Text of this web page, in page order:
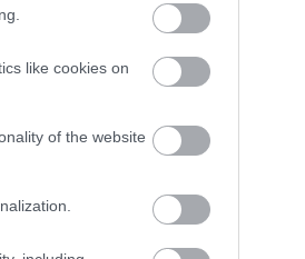
like cookies on
of the website
Γυναίκα έχασε την
ζωή της
07.08.2026 | 14:15